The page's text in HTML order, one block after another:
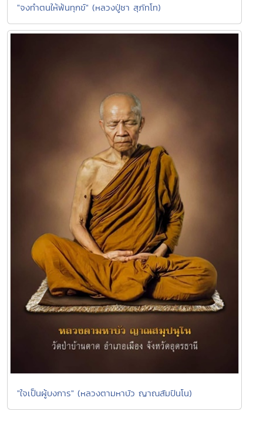
"จงทำตนให้พ้นทุกข์" (หลวงปู่ชา สุภัทโท)
"ใจเป็นผู้บงการ" (หลวงตามหาบัว ญาณสัมปันโน)